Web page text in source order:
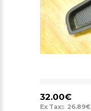
32.00€
Ex Tax:: 26.89€